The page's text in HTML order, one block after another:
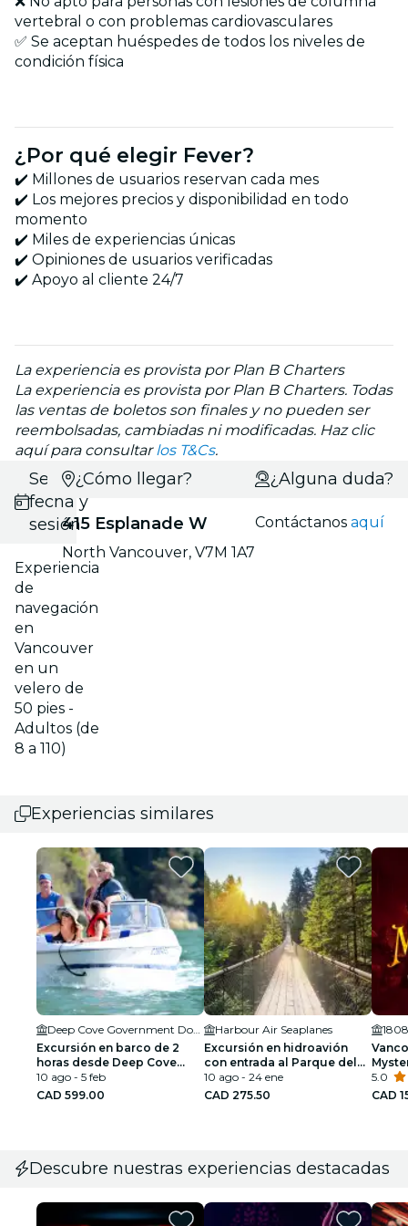
vertebral o con problemas cardiovasculares
✅ Se aceptan huéspedes de todos los niveles de
condición física
¿Por qué elegir Fever?
✔️ Millones de usuarios reservan cada mes
✔️ Los mejores precios y disponibilidad en todo
momento
✔️ Miles de experiencias únicas
✔️ Opiniones de usuarios verificadas
✔️ Apoyo al cliente 24/7
La experiencia es provista por Plan B Charters
La experiencia es provista por Plan B Charters. Todas
las ventas de boletos son finales y no pueden ser
reembolsadas, cambiadas ni modificadas. Haz clic
aquí para consultar los T&Cs.
Selecciona
fecha y
sesión
Experiencia
de
navegación
en
Vancouver
en un
velero de
50 pies -
Adultos (de
8 a 110)
¿Cómo llegar?
415 Esplanade W
North Vancouver, V7M 1A7
¿Alguna duda?
Contáctanosaquí
Experiencias similares
Excursión en barco de 2
horas desde Deep Cove
North Vancouver
10 ago - 5 feb
CAD 599.00
Harbour Air Seaplanes
Excursión en hidroavión
con entrada al Parque del
Puente Colgante de
Capilano
10 ago - 24 ene
CAD 275.50
5.0
CAD
Descubre nuestras experiencias destacadas